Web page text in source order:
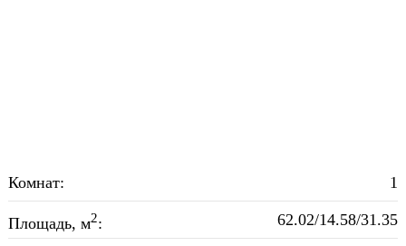
Комнат: 1
Площадь, м2: 62.02/14.58/31.35